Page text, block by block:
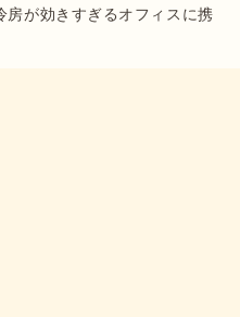
房が効きすぎるオフィスに携